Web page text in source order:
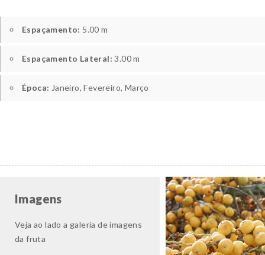
Espaçamento: 5.00 m
Espaçamento Lateral: 3.00 m
Época: Janeiro, Fevereiro, Março
Imagens
Veja ao lado a galeria de imagens
da fruta